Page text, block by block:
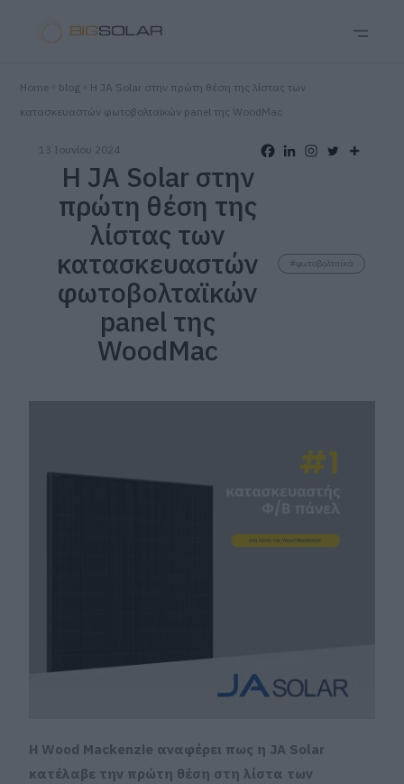
Home blog
Η JA Solar στην πρώτη θέση της λίστας των
κατασκευαστών φωτοβολταϊκών panel της WoodMac
13 Ιουνίου 2024
Η JA Solar στην
πρώτη θέση της
λίστας των
κατασκευαστών
φωτοβολταϊκών
panel της
WoodMac
#φωτοβολταϊκά
Η Wood Mackenzie αναφέρει πως η JA Solar
κατέλαβε την πρώτη θέση στη λίστα των